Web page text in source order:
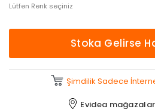
Lütfen Renk seçiniz
Stoka Gelirse
Şimdilik Sadece
Evidea